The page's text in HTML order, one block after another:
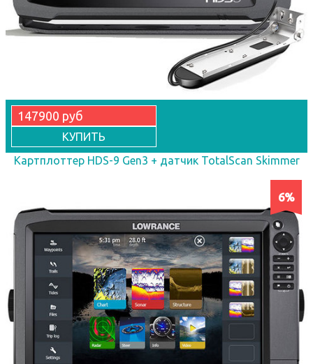
147900 руб
КУПИТЬ
Картплоттер HDS-9 Gen3 + датчик TotalScan Skimmer
6%